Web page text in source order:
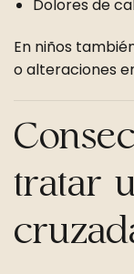
Dolores de
En niños
o alteraciones
tratar